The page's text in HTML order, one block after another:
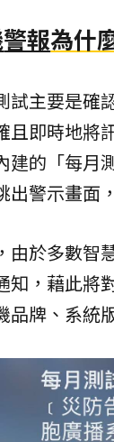
警報為什
試主要是確
且即時地將
建的「每月
出警示畫面
由於多數智
知，藉此將
品牌、系統